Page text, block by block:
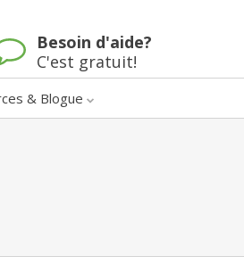
Besoin d'aide?
C'est gratuit!
& Blogue